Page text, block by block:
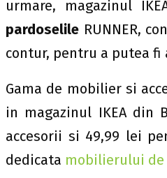
urmare, magazinul
pardoselile RUNNER,
contur, pentru a putea
Gama de mobilier si
in magazinul IKEA din
accesorii si 49,99 lei
dedicata mobilierului